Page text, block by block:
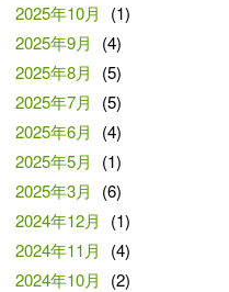
2025年10月
(1)
2025年9月
(4)
2025年8月
(5)
2025年7月
(5)
2025年6月
(4)
2025年5月
(1)
2025年3月
(6)
2024年12月
(1)
2024年11月
(4)
2024年10月
(2)